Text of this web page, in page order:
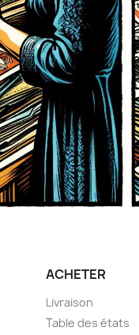
ACHETER
Livraison
Table des états